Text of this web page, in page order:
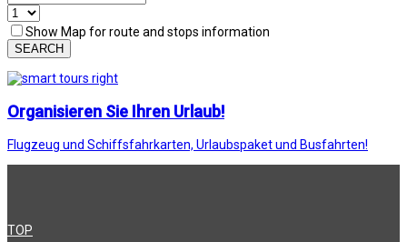
Show Map for route and stops information
SEARCH
Organisieren Sie Ihren Urlaub!
Flugzeug und Schiffsfahrkarten, Urlaubspaket und Busfahrten!
TOP